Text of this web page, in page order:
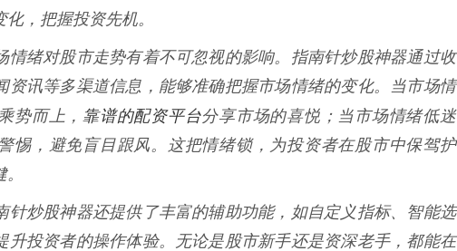
，把握投资先机。
情绪对股市走势有着不可忽视的影响。指南针炒股神器通过收
资讯等多渠道信息，能够准确把握市场情绪的变化。当市场情
势而上， 靠谱的配资平台分享市场的喜悦；当市场情绪低迷
惕，避免盲目跟风。这把情绪锁，为投资者在股市中保驾护
针炒股神器还提供了丰富的辅助功能，如自定义指标、智能选
升投资者的操作体验。无论是股市新手还是资深老手，都能在